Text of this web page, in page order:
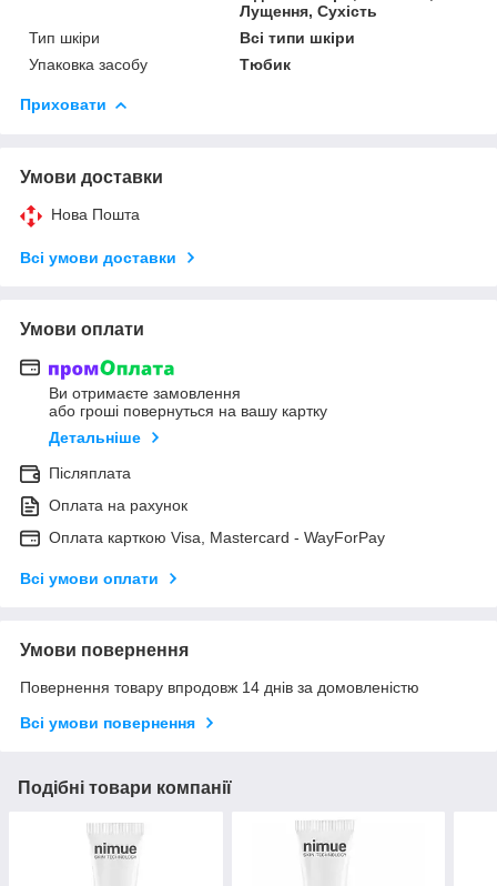
Лущення, Сухість
Тип шкіри
Всі типи шкіри
Упаковка засобу
Тюбик
Приховати
Умови доставки
Нова Пошта
Всі умови доставки
Умови оплати
Ви отримаєте замовлення
або гроші повернуться на вашу картку
Детальніше
Післяплата
Оплата на рахунок
Оплата карткою Visa, Mastercard - WayForPay
Всі умови оплати
Умови повернення
Повернення товару впродовж 14 днів за домовленістю
Всі умови повернення
Подібні товари компанії